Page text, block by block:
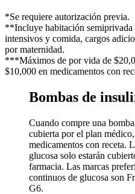
*Se requiere autorización previa.
**Incluye habitación
intensivos y comida, cargos
por maternidad.
***Máximos de por vida de
$10,000 en medicamentos con
Bombas de
Cuando compre una
cubierta por el plan
medicamentos con receta.
glucosa solo estarán
farmacia. Las marcas
continuos de glucosa son
G6.